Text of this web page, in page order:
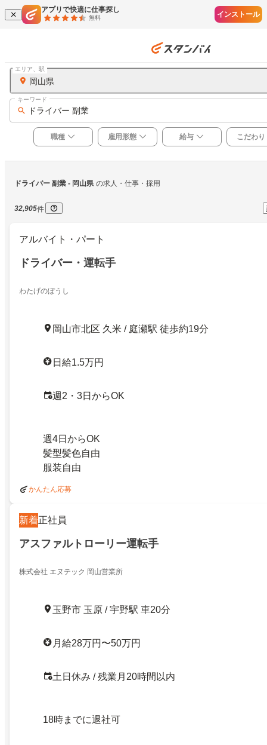
アプリで快適に仕事探し
無料 インストール
岡山県
エリア、駅
ドライバー 副業
キーワード
職種 雇用形態 給与 こだわり
ドライバー 副業 - 岡山県 の求人・仕事・採用
32,905件
アルバイト・パート
ドライバー・運転手
わたげのぼうし
岡山市北区 久米 / 庭瀬駅 徒歩約19分
日給1.5万円
週2・3日からOK
週4日からOK
髪型髪色自由
服装自由
かんたん応募
新着正社員
アスファルトローリー運転手
株式会社 エヌテック 岡山営業所
玉野市 玉原 / 宇野駅 車20分
月給28万円〜50万円
土日休み / 残業月20時間以内
18時までに退社可